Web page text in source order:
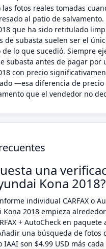
fotos reales tomadas
al patio de salvamento.
que ha sido retitulado
de subasta suelen ser el
lo que sucedió. Siempre
subasta antes de pagar por
con precio
—esa diferencia de precio
que el vendedor no
una
Kona 2018?
individual CARFAX o
2018 empieza
+ AutoCheck en
una búsqueda de fotos
son $4.99 USD más